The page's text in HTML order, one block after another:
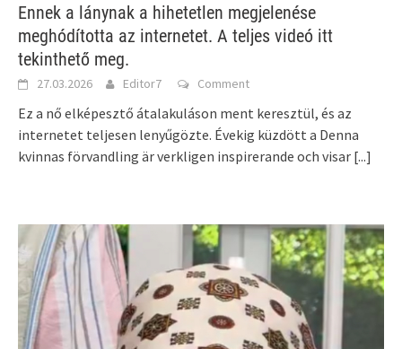
Ennek a lánynak a hihetetlen megjelenése
meghódította az internetet. A teljes videó itt
tekinthető meg.
27.03.2026 Editor7 Comment
Ez a nő elképesztő átalakuláson ment keresztül, és az
internetet teljesen lenyűgözte. Évekig küzdött a Denna
kvinnas förvandling är verkligen inspirerande och visar [...]